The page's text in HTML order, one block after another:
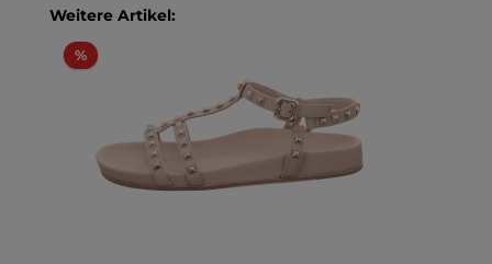
Produktgalerie überspringen
Weitere Artikel:
%Rabatt